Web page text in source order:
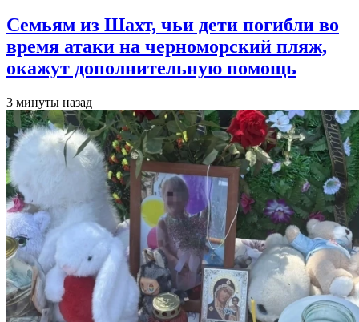
Семьям из Шахт, чьи дети погибли во
время атаки на черноморский пляж,
окажут дополнительную помощь
3 минуты назад